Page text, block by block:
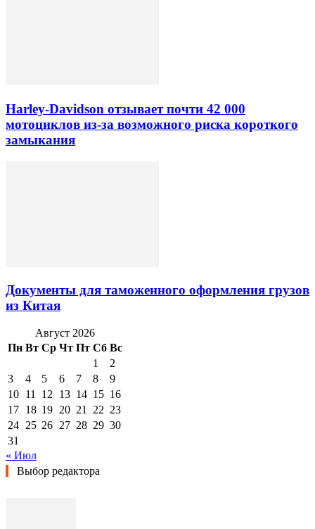
Harley-Davidson отзывает почти 42 000
мотоциклов из-за возможного риска короткого
замыкания
Документы для таможенного оформления грузов
из Китая
Август 2026
Пн Вт Ср Чт Пт Сб Вс
1
2
3
4 5 6 7 8
9
10 11 12 13 14 15 16
17 18 19 20 21 22 23
24 25 26 27 28 29 30
31
« Июл
Выбор редактора